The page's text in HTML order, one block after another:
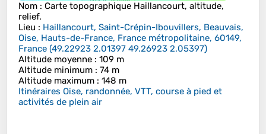
Nom : Carte topographique Haillancourt, altitude,
relief.
Lieu : Haillancourt, Saint-Crépin-Ibouvillers, Beauvais,
Oise, Hauts-de-France, France métropolitaine, 60149,
France (49.22923 2.01397 49.26923 2.05397)
Altitude moyenne : 109 m
Altitude minimum : 74 m
Altitude maximum : 148 m
Itinéraires Oise, randonnée, VTT, course à pied et
activités de plein air